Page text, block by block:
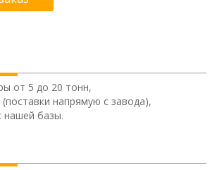
от 5 до 20 тонн,
напрямую с завода),
нашей базы.